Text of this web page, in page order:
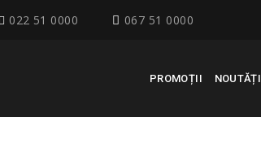
022 51 0000 067 51 0000
PROMOȚII NOUTĂȚI